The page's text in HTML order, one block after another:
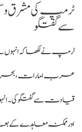
ٹرمپ کی مشرق
سے گفتگو
ٹرمپ نے لکھا کہ
عرب امارات، بحرین،
قیادت سے گفتگو کی۔
اور ممکنہ معاہدے کے